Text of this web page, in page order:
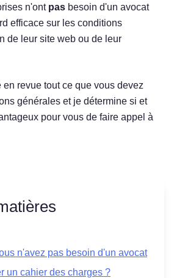
n'ont pas besoin d'un avocat
efficace sur les conditions
de leur site web ou de leur
revue tout ce que vous devez
générales et je détermine si et
pour vous de faire appel à
n'avez pas besoin d'un avocat
un cahier des charges ?